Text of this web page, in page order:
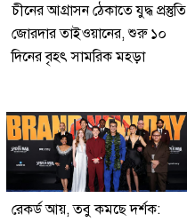
চীনের আগ্রাসন ঠেকাতে যুদ্ধ প্রস্তুতি
জোরদার তাইওয়ানের, শুরু ১০
দিনের বৃহৎ সামরিক মহড়া
রেকর্ড আয়, তবু কমছে দর্শক: